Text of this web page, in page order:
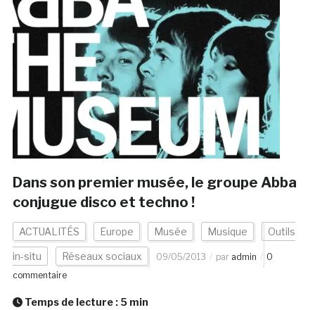
Dans son premier musée, le groupe Abba
conjugue disco et techno !
ACTUALITÉS Europe Musée Musique Outils
in-situ Réseaux sociaux 09/05/2013 par admin
0
commentaire
Temps de lecture : 5 min